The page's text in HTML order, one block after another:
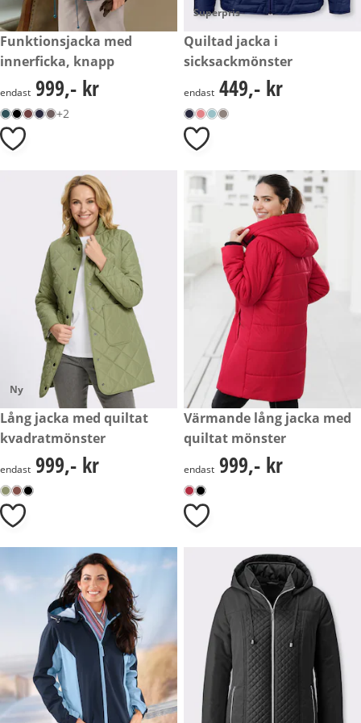
999,- kr
Funktionsjacka med
innerficka, knapp
999,- kr
endast 999,- kr
+2
Superpris
449,- kr
Quiltad jacka i
sicksackmönster
449,- kr
endast 449,- kr
Ny
999,- kr
Lång jacka med quiltat
kvadratmönster
999,- kr
endast 999,- kr
999,- kr
Värmande lång jacka med
quiltat mönster
999,- kr
endast 999,- kr